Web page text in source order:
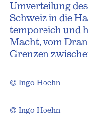
Umverteilung
Schweiz in die
temporeich und
Macht, vom
Grenzen
© Ingo Hoehn
© Ingo Hoehn